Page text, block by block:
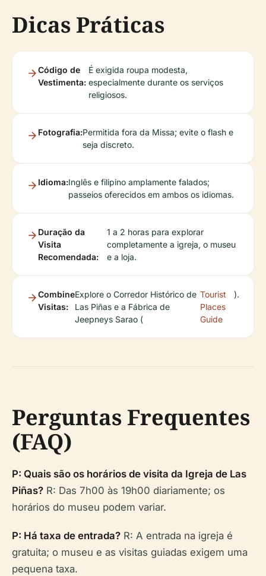
Dicas Práticas
Código de
Vestimenta:
É exigida roupa modesta,
especialmente durante os serviços
religiosos.
Fotografia:Permitida fora da Missa; evite o flash e
seja discreto.
Idioma:Inglês e filipino amplamente falados;
passeios oferecidos em ambos os idiomas.
Duração da
Visita
Recomendada:
1 a 2 horas para explorar
completamente a igreja, o museu
e a loja.
Combine
Visitas:
Explore o Corredor Histórico de
Las Piñas e a Fábrica de
Jeepneys Sarao (
Tourist
Places
Guide
).
Perguntas Frequentes
(FAQ)
P: Quais são os horários de visita da Igreja de Las
Piñas? R: Das 7h00 às 19h00 diariamente; os
horários do museu podem variar.
P: Há taxa de entrada? R: A entrada na igreja é
gratuita; o museu e as visitas guiadas exigem uma
pequena taxa.